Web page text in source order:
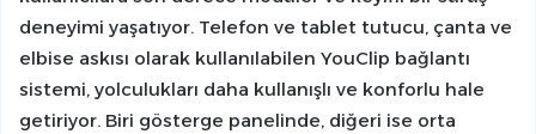
deneyimi yaşatıyor. Telefon ve tablet tutucu, çanta ve
elbise askısı olarak kullanılabilen YouClip bağlantı
sistemi, yolculukları daha kullanışlı ve konforlu hale
getiriyor. Biri gösterge panelinde, diğeri ise orta